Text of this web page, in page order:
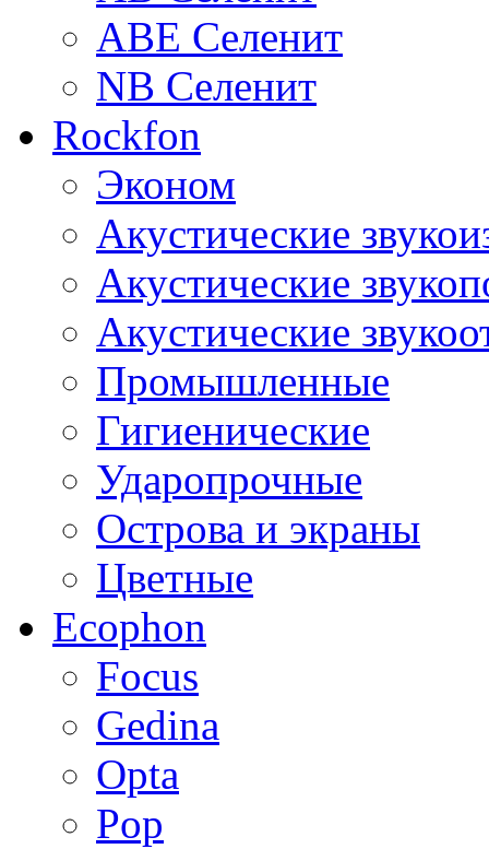
ABE Селенит
NB Селенит
Rockfon
Эконом
Акустические
Акустические
Акустические
Промышленные
Гигиенические
Ударопрочные
Острова и экраны
Цветные
Ecophon
Focus
Gedina
Opta
Pop